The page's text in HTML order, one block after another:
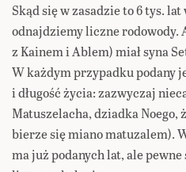
Skąd się w zasadzie to 6 tys.
odnajdziemy liczne rodowody.
z Kainem i Ablem) miał syna
W każdym przypadku podany
i długość życia: zazwyczaj
Matuszelacha, dziadka Noego,
bierze się miano matuzalem).
ma już podanych lat, ale